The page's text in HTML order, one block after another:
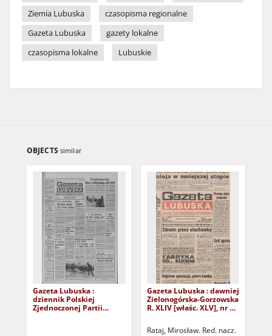
Ziemia Lubuska
czasopisma regionalne
Gazeta Lubuska
gazety lokalne
czasopisma lokalne
Lubuskie
OBJECTS similar
Gazeta Lubuska :
dziennik Polskiej
Zjednoczonej Partii
Gazeta Lubuska : dawniej
Zielonogórska-Gorzowska
R. XLIV [właśc. XLV], nr 52
Rataj, Mirosław. Red. nacz.